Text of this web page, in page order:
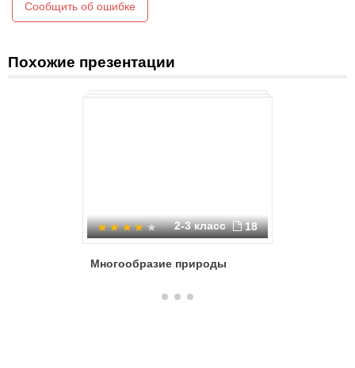
Сообщить об ошибке
Похожие презентации
2-3 класс 18
Многообразие природы